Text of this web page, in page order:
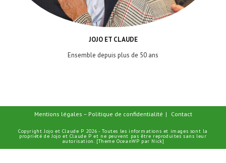
JOJO ET CLAUDE
Ensemble depuis plus de 50 ans
Mentions légales – Politique de confidentialité Contact
Copyright Jojo et Claude P 2026 - Toutes les informations et images sont la
propriété de Jojo et Claude P et ne peuvent pas être reproduites sans leur
autorisation. [Theme OceanWP par Nick]